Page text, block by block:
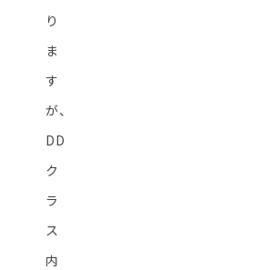
り
ま
す
が、
DD
ク
ラ
ス
内